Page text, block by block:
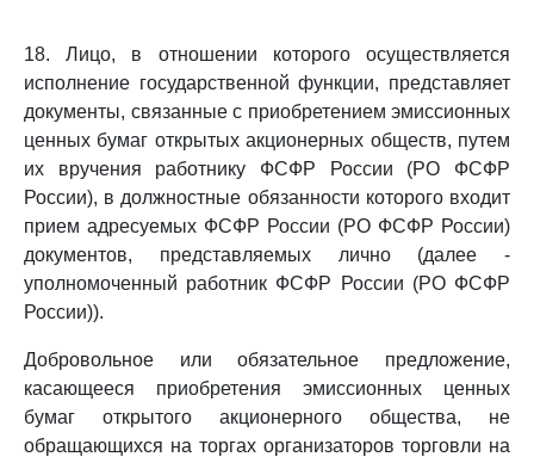
18. Лицо, в отношении которого осуществляется
исполнение государственной функции, представляет
документы, связанные с приобретением эмиссионных
ценных бумаг открытых акционерных обществ, путем
их вручения работнику ФСФР России (РО ФСФР
России), в должностные обязанности которого входит
прием адресуемых ФСФР России (РО ФСФР России)
документов, представляемых лично (далее -
уполномоченный работник ФСФР России (РО ФСФР
России)).
Добровольное или обязательное предложение,
касающееся приобретения эмиссионных ценных
бумаг открытого акционерного общества, не
обращающихся на торгах организаторов торговли на